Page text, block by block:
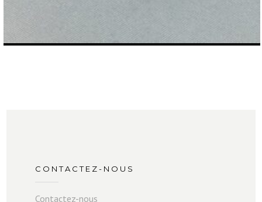
CONTACTEZ-NOUS
Contactez-nous